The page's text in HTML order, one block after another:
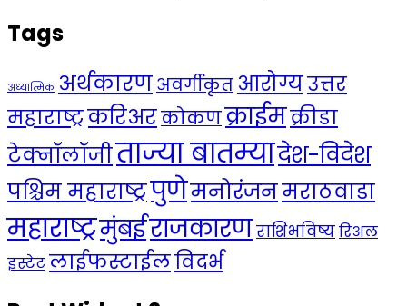
Tags
अध्यात्मिक अर्थकारणअवर्गीकृत आरोग्यउत्तर
महाराष्ट्रकरिअरकोकणक्राईमक्रीडा
टेक्नॉलॉजीताज्या बातम्यादेश-विदेश
पश्चिम महाराष्ट्रपुणेमनोरंजनमराठवाडा
महाराष्ट्रमुंबईराजकारणराशिभविष्यरिअल
इस्टेटलाईफस्टाईलविदर्भ